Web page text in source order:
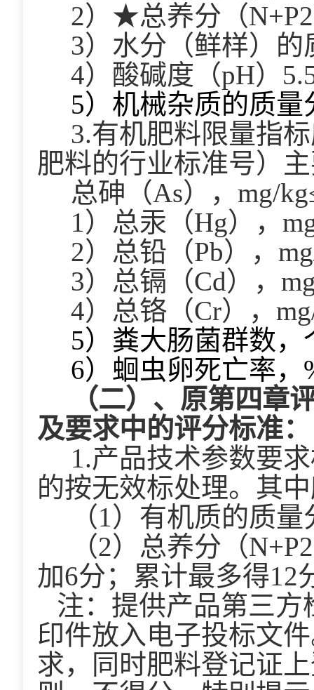
2）★总养分（
3）水分（鲜样）的
4）酸碱度（pH）
5）机械杂质的质量
3.有机肥料限量指
肥料的行业标准号）
总砷（As），mg/
1）总汞（Hg），
2）总铅（Pb），
3）总镉（Cd），
4）总铬（Cr），
5）粪大肠菌群数，
6）蛔虫卵死亡率，
（二） 、原第四章
及要求中的评分标准：
的按无效标处理。其
（1）有机质的质
加6分；累计最多得12
注：提供产品第三
印件放入电子投标文
求，同时肥料登记证